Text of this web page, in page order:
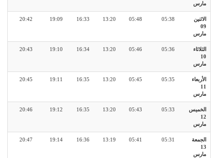
مارس
الاثنين
09
مارس
05:38
05:48
13:20
16:33
19:09
20:42
الثلاثاء
10
مارس
05:36
05:46
13:20
16:34
19:10
20:43
الأربعاء
11
مارس
05:35
05:45
13:20
16:35
19:11
20:45
الخميس
12
مارس
05:33
05:43
13:20
16:35
19:12
20:46
الجمعة
13
مارس
05:31
05:41
13:19
16:36
19:14
20:47